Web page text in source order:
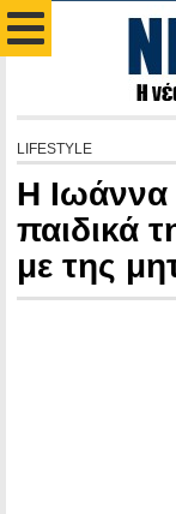
LIFESTYLE
Η Ιωάννα
παιδικά
με της